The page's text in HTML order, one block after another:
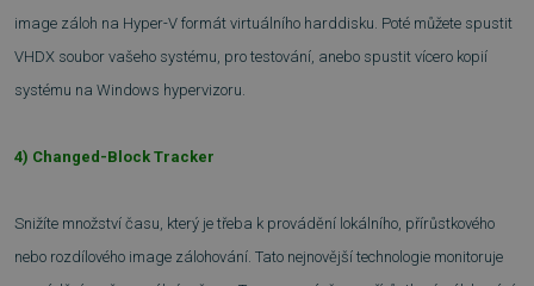
image záloh na Hyper-V formát virtuálního harddisku. Poté můžete spustit
VHDX soubor vašeho systému, pro testování, anebo spustit vícero kopií
systému na Windows hypervizoru.
4) Changed-Block Tracker
Snižíte množství času, který je třeba k provádění lokálního, přírůstkového
nebo rozdílového image zálohování. Tato nejnovější technologie monitoruje